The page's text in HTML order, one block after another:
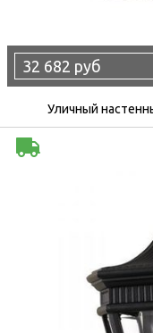
32 682 руб
Уличный